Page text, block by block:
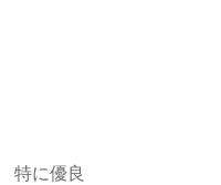
特に優良